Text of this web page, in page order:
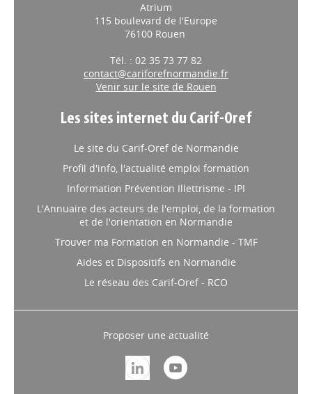
Atrium
115 boulevard de l'Europe
76100 Rouen
Tél. : 02 35 73 77 82
contact@cariforefnormandie.fr
Venir sur le site de Rouen
Les sites internet du Carif-Oref
Le site du Carif-Oref de Normandie
Profil d'info, l'actualité emploi formation
Information Prévention Illettrisme - IPI
L'Annuaire des acteurs de l'emploi, de la formation
et de l'orientation en Normandie
Trouver ma Formation en Normandie - TMF
Aides et Dispositifs en Normandie
Le réseau des Carif-Oref - RCO
Proposer une actualité